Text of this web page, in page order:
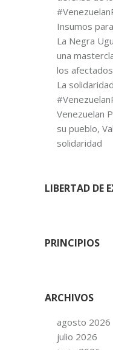
Insumos
La Negra
una
los
La
Venezuelan
su pueblo,
solidaridad
LIBERTAD DE
PRINCIPIOS
ARCHIVOS
agosto 2026
julio 2026